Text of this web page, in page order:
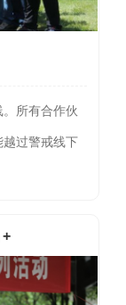
所有合作伙
过警戒线下
+